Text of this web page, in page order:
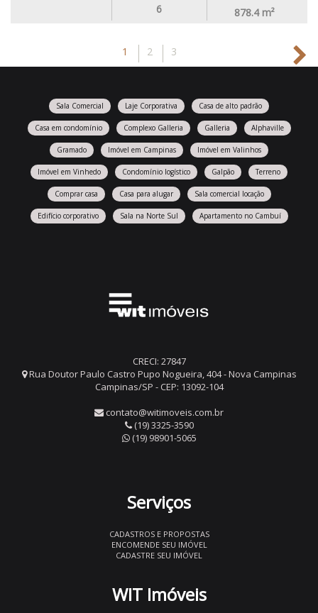
6 878.4 m²
1 2 3
Sala Comercial Laje Corporativa Casa de alto padrão
Casa em condomínio Complexo Galleria Galleria Alphaville
Gramado Imóvel em Campinas Imóvel em Valinhos
Imóvel em Vinhedo Condomínio logístico Galpão Terreno
Comprar casa Casa para alugar Sala comercial locação
Edifício corporativo Sala na Norte Sul Apartamento no Cambuí
CRECI: 27847
Rua Doutor Paulo Castro Pupo Nogueira, 404 - Nova Campinas
Campinas/SP - CEP: 13092-104
contato@witimoveis.com.br
(19) 3325-3590
(19) 98901-5065
Serviços
CADASTROS E PROPOSTAS
ENCOMENDE SEU IMÓVEL
CADASTRE SEU IMÓVEL
WIT Imóveis